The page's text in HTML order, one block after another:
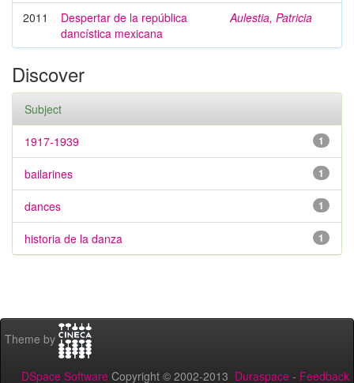
2011
Despertar de la república
dancística mexicana
Aulestia, Patricia
Discover
Subject
1
1917-1939
1
bailarines
1
dances
1
historia de la danza
Theme by
DSpace Software Copyright © 2002-2013 Duraspace - Feedback